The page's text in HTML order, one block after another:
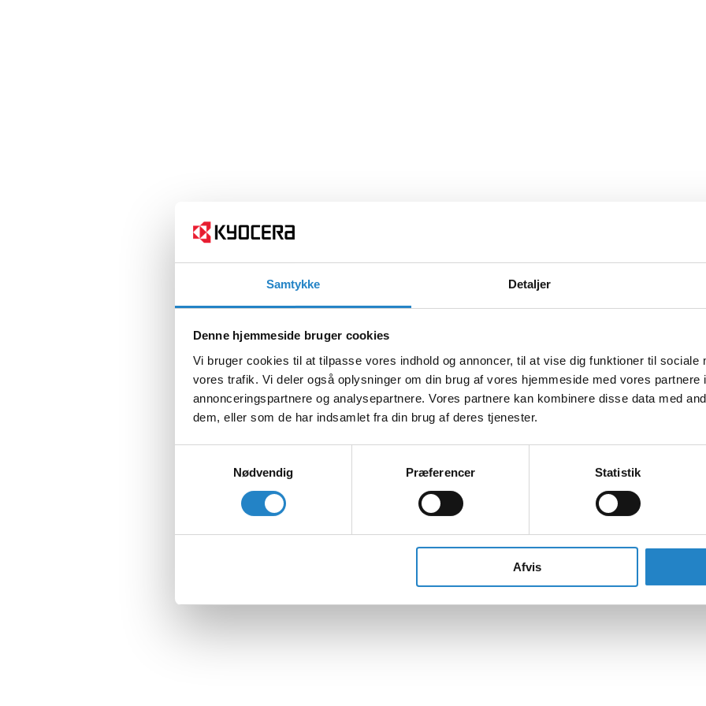
Samtykke Detaljer
Denne hjemmeside bruger cookies
Vi bruger cookies til at tilpasse vores indhold og annoncer, til at vise dig funktioner til sociale
vores trafik. Vi deler også oplysninger om din brug af vores hjemmeside med vores partnere
annonceringspartnere og analysepartnere. Vores partnere kan kombinere disse data med
dem, eller som de har indsamlet fra din brug af deres tjenester.
Nødvendig
Præferencer Statistik
Afvis